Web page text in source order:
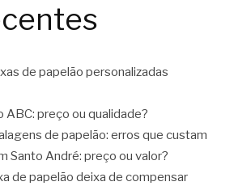
de papelão personalizadas
ABC: preço ou qualidade?
de papelão: erros que custam
Santo André: preço ou valor?
de papelão deixa de compensar